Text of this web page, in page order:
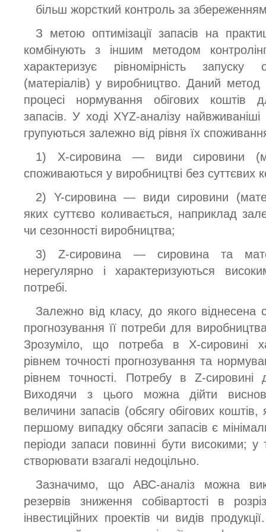
більш жорсткий контроль за
З метою оптимізації запасів на
комбінують з іншим методом
характеризує рівномірність
(матеріалів) у виробництво. Даний метод
процесі нормування обігових коштів
запасів. У ході XYZ-аналізу
групуються залежно від рівня їх
1) Х-сировина — види сировини
споживаються у виробництві без суттєвих
2) Y-сировина — види сировини
яких суттєво коливається, наприклад
чи сезонності виробництва;
3) Z-сировина — сировина та
нерегулярно і характеризуються
потребі.
Залежно від класу, до якого віднесена
прогнозування її потреби для
Зрозуміло, що потреба в Х-сировині
рівнем точності прогнозування та
рівнем точності. Потребу в Z-сировині
Виходячи з цього можна дійти
величини запасів (обсягу обігових
першому випадку обсяги запасів є
періоди запаси повинні бути високими; у
створювати взагалі недоцільно.
Зазначимо, що АВС-аналіз можна
резервів зниження собівартості в
інвестиційних проектів чи видів